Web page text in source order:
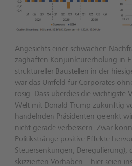
Angesichts einer schwachen
zaghaften Konjunkturerholung in
struktureller Baustellen in der
war das Umfeld für Corporates
rosig. Dass überdies die wichtigste
Welt mit Donald Trump zukünftig
handelnden Präsidenten gelenkt
nicht gerade verbessern. Zwar
Politikstränge positive Effekte
Steuersenkungen, Deregulierung),
skizzierten Vorhaben – hier seien